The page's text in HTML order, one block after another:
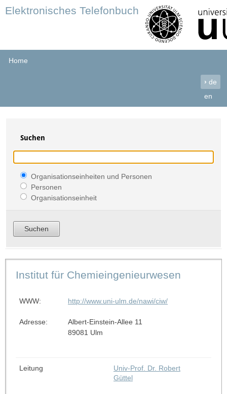
Elektronisches Telefonbuch
Home
› de
en
Suchen
Organisationseinheiten und Personen
Personen
Organisationseinheit
Institut für Chemieingenieurwesen
WWW: http://www.uni-ulm.de/nawi/ciw/
Adresse:
Albert-Einstein-Allee 11
89081 Ulm
Leitung
Univ-Prof. Dr. Robert
Güttel